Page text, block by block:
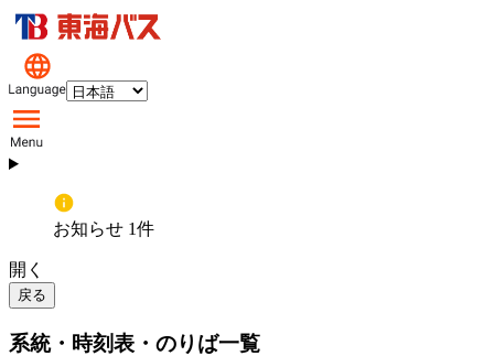
お知らせ 1件
開く
戻る
系統・時刻表・のりば一覧